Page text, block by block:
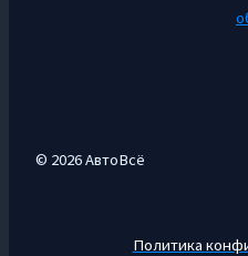
© 2026 АвтоВсё
Политика